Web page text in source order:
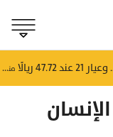
ريالًا منذ ١٤ ساعة